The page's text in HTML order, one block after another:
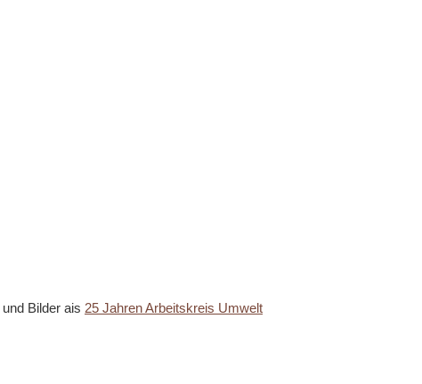
und Bilder ais 25 Jahren Arbeitskreis Umwelt